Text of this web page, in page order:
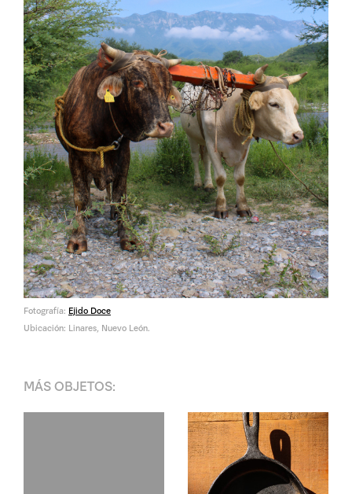
Fotografía: Ejido Doce
Ubicación: Linares, Nuevo León.
MÁSOBJETOS: